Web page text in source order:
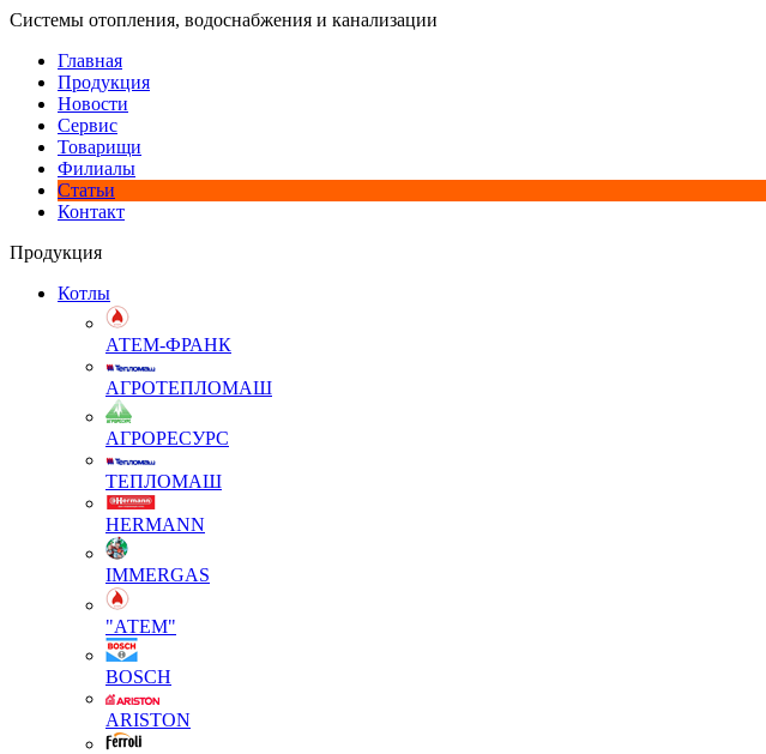
Системы отопления, водоснабжения и канализации
Главная
Продукция
Новости
Сервис
Товарищи
Филиалы
Статьи
Контакт
Продукция
Котлы
АТЕМ-ФРАНК
АГРОТЕПЛОМАШ
АГРОРЕСУРС
ТЕПЛОМАШ
HERMANN
IMMERGAS
"АТЕМ"
BOSCH
ARISTON